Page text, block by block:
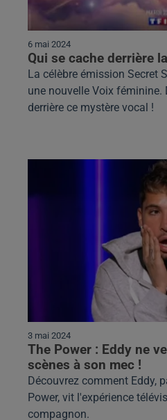
6 mai 2024
Qui se cache derrière
La célèbre émission Secret
une nouvelle Voix féminine.
derrière ce mystère vocal !
3 mai 2024
The Power : Eddy ne
scènes à son mec !
Découvrez comment Eddy,
Power, vit l'expérience
compagnon.